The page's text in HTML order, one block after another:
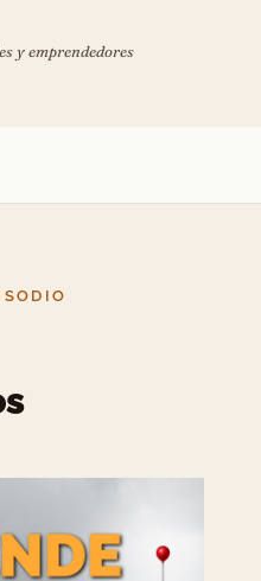
y emprendedores